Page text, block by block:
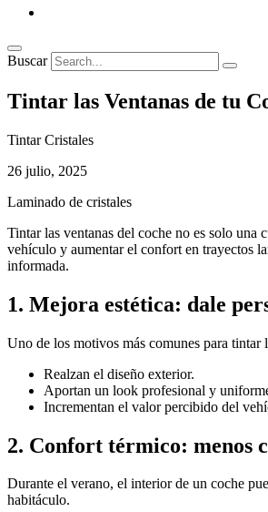
Buscar
Tintar las Ventanas de tu
Tintar Cristales
26 julio, 2025
Laminado de cristales
Tintar las ventanas del coche no es solo una
vehículo y aumentar el confort en trayectos
informada.
1. Mejora estética: dale
Uno de los motivos más comunes para tintar
Realzan el diseño exterior.
Aportan un look profesional y
Incrementan el valor percibido del
2. Confort térmico: menos
Durante el verano, el interior de un coche
habitáculo.